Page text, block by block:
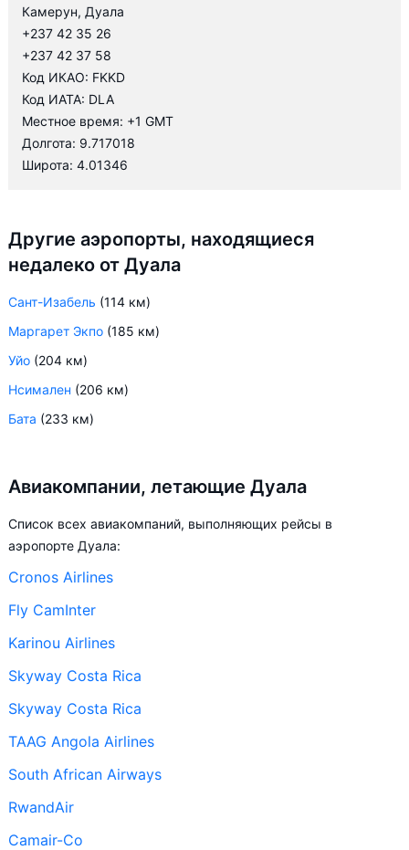
Камерун, Дуала
+237 42 35 26
+237 42 37 58
Код ИКАО: FKKD
Код ИАТА: DLA
Местное время: +1 GMT
Долгота: 9.717018
Широта: 4.01346
Другие аэропорты, находящиеся
недалеко от Дуала
Сант-Изабель (114 км)
Маргарет Экпо (185 км)
Уйо (204 км)
Нсимален (206 км)
Бата (233 км)
Авиакомпании, летающие Дуала
Список всех авиакомпаний, выполняющих рейсы в
аэропорте Дуала:
Cronos Airlines
Fly CamInter
Karinou Airlines
Skyway Costa Rica
Skyway Costa Rica
TAAG Angola Airlines
South African Airways
RwandAir
Camair-Co